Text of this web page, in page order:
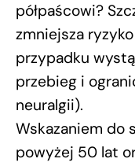
półpaścowi?
zmniejsza
przypadku
przebieg i
neuralgii).
Wskazaniem do
powyżej 50 lat